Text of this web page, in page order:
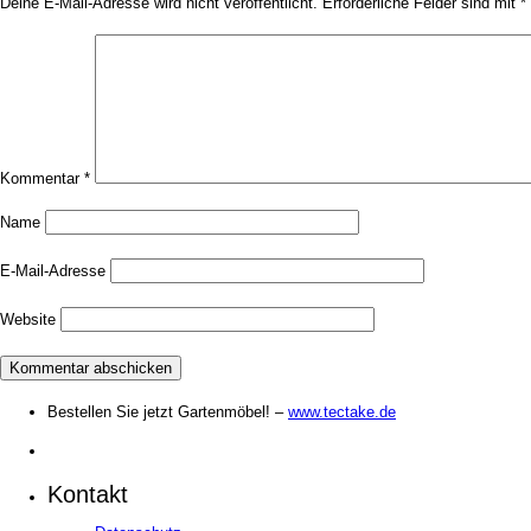
Kommentar *
Name
E-Mail-Adresse
Website
Bestellen Sie jetzt Gartenmöbel! – www.tectake.de
Kontakt